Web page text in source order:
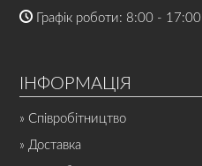
Графік роботи: 8:00 - 17:00
ІНФОРМАЦІЯ
» Співробітництво
» Доставка